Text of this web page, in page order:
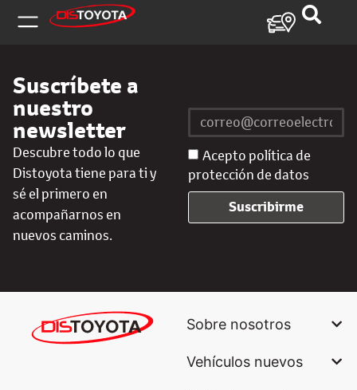
Suscríbete a
nuestro
newsletter
Descubre todo lo que
Distoyota tiene para ti y
sé el primero en
acompañarnos en
nuevos caminos.
Acepto política de
protección de datos
Suscribirme
Sobre nosotros
Vehículos nuevos